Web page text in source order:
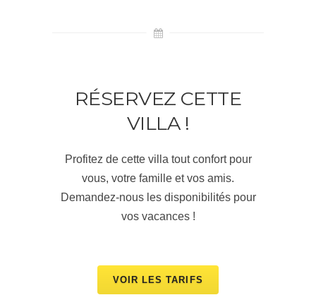
RÉSERVEZ CETTE
VILLA !
Profitez de cette villa tout confort pour
vous, votre famille et vos amis.
Demandez-nous les disponibilités pour
vos vacances !
VOIR LES TARIFS